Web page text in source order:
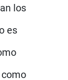
los
es